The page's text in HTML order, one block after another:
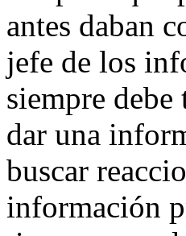
antes daban
jefe de los
siempre
dar una
buscar
información